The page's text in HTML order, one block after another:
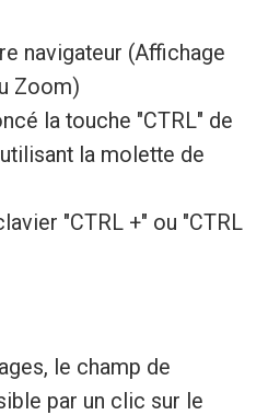
navigateur (Affichage
Zoom)
la touche "CTRL" de
la molette de
"CTRL +" ou "CTRL
le champ de
par un clic sur le